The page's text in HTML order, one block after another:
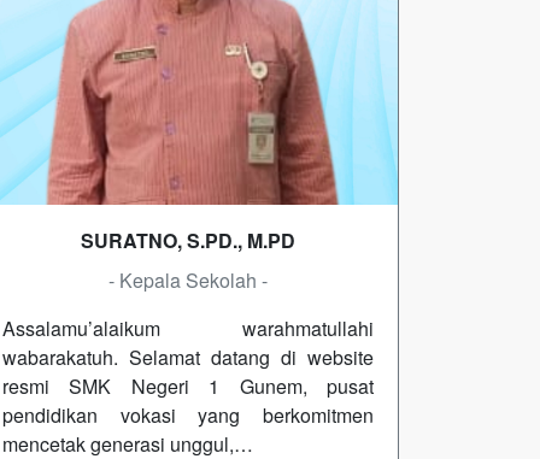
SURATNO, S.PD., M.PD
- Kepala Sekolah -
Assalamu’alaikum warahmatullahi
wabarakatuh. Selamat datang di website
resmi SMK Negeri 1 Gunem, pusat
pendidikan vokasi yang berkomitmen
mencetak generasi unggul,…